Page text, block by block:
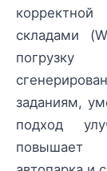
корректной
складами
заданиям,
подход
повышает